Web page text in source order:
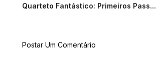
Quarteto Fantástico: Primeiros Pass...
Postar Um Comentário